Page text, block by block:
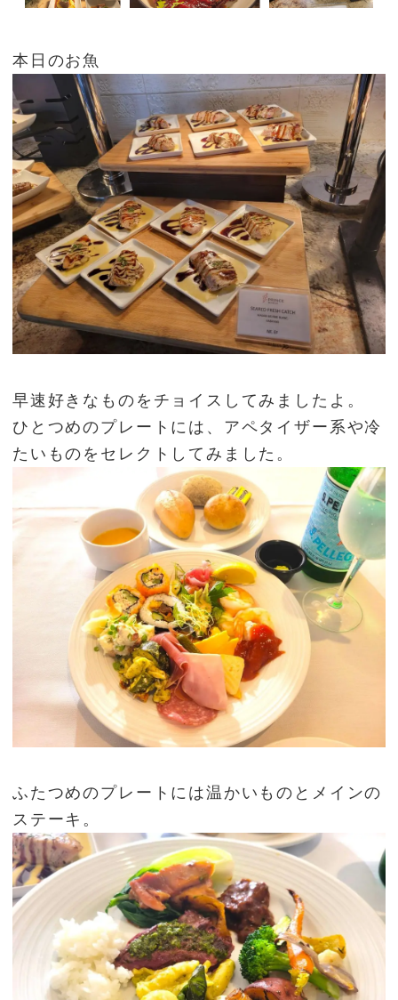
本日のお魚
早速好きなものをチョイスしてみましたよ。
ひとつめのプレートには、アペタイザー系や冷
たいものをセレクトしてみました。
ふたつめのプレートには温かいものとメインの
ステーキ。